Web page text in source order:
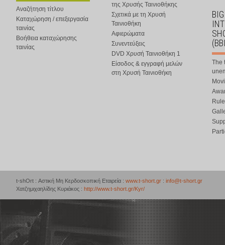
Αναζήτηση τίτλου
Καταχώρηση / επεξεργασία
ταινίας
Βοήθεια καταχώρησης
ταινίας
της Χρυσής Ταινιοθήκης
Σχετικά με τη Χρυσή
Ταινιοθήκη
Αφιερώματα
Συνεντεύξεις
DVD Χρυσή Ταινιοθήκη 1
Είσοδος & εγγραφή μελών
στη Χρυσή Ταινιοθήκη
The
t-shOrt : Αστική Μη Κερδοσκοπική Εταιρεία : www.t-short.gr : info@t-short.gr
Χατζημιχαηλίδης Κυριάκος : http://www.t-short.gr/Kyr/